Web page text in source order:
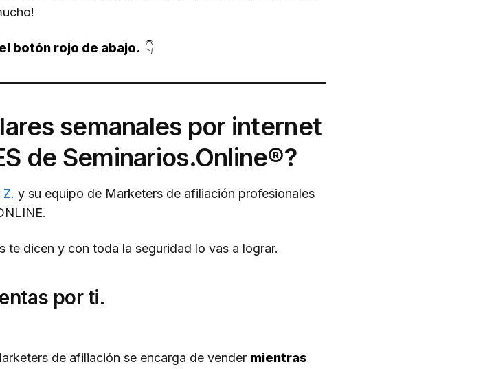
botón rojo de abajo. 👇
semanales por internet
de Seminarios.Online®?
y su equipo de Marketers de afiliación profesionales
te dicen y con toda la seguridad lo vas a lograr.
por ti.
de afiliación se encarga de vender mientras